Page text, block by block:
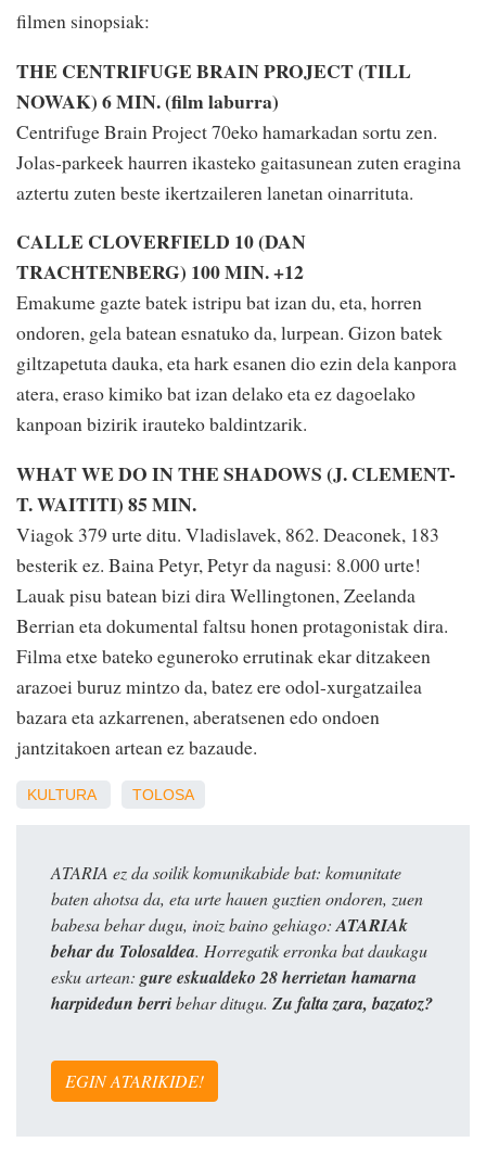
filmen sinopsiak:
THE CENTRIFUGE BRAIN PROJECT (TILL
NOWAK) 6 MIN. (film laburra)
Centrifuge Brain Project 70eko hamarkadan sortu zen.
Jolas-parkeek haurren ikasteko gaitasunean zuten eragina
aztertu zuten beste ikertzaileren lanetan oinarrituta.
CALLE CLOVERFIELD 10 (DAN
TRACHTENBERG) 100 MIN. +12
Emakume gazte batek istripu bat izan du, eta, horren
ondoren, gela batean esnatuko da, lurpean. Gizon batek
giltzapetuta dauka, eta hark esanen dio ezin dela kanpora
atera, eraso kimiko bat izan delako eta ez dagoelako
kanpoan bizirik irauteko baldintzarik.
WHAT WE DO IN THE SHADOWS (J. CLEMENT-
T. WAITITI) 85 MIN.
Viagok 379 urte ditu. Vladislavek, 862. Deaconek, 183
besterik ez. Baina Petyr, Petyr da nagusi: 8.000 urte!
Lauak pisu batean bizi dira Wellingtonen, Zeelanda
Berrian eta dokumental faltsu honen protagonistak dira.
Filma etxe bateko eguneroko errutinak ekar ditzakeen
arazoei buruz mintzo da, batez ere odol-xurgatzailea
bazara eta azkarrenen, aberatsenen edo ondoen
jantzitakoen artean ez bazaude.
KULTURA TOLOSA
ATARIA ez da soilik komunikabide bat: komunitate
baten ahotsa da, eta urte hauen guztien ondoren, zuen
babesa behar dugu, inoiz baino gehiago: ATARIAk
behar du Tolosaldea. Horregatik erronka bat daukagu
esku artean: gure eskualdeko 28 herrietan hamarna
harpidedun berribehar ditugu. Zu falta zara, bazatoz?
EGIN ATARIKIDE!